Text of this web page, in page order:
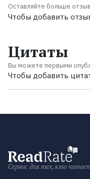
Оставляйте больше
Чтобы добавить
Цитаты
Вы можете первыми
Чтобы добавить
Сервис для тех, кто